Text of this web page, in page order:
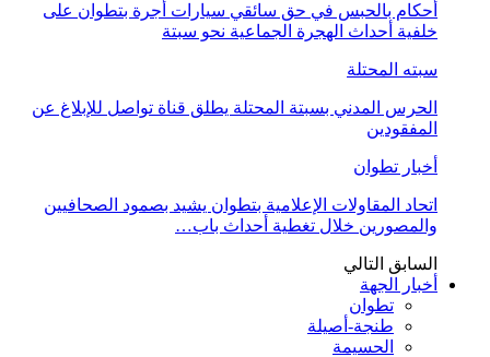
أحكام بالحبس في حق سائقي سيارات أجرة بتطوان على
خلفية أحداث الهجرة الجماعية نحو سبتة
سبته المحتلة
الحرس المدني بسبتة المحتلة يطلق قناة تواصل للإبلاغ عن
المفقودين
أخبار تطوان
اتحاد المقاولات الإعلامية بتطوان يشيد بصمود الصحافيين
والمصورين خلال تغطية أحداث باب…
السابق التالي
أخبار الجهة
تطوان
طنجة-أصيلة
الحسيمة